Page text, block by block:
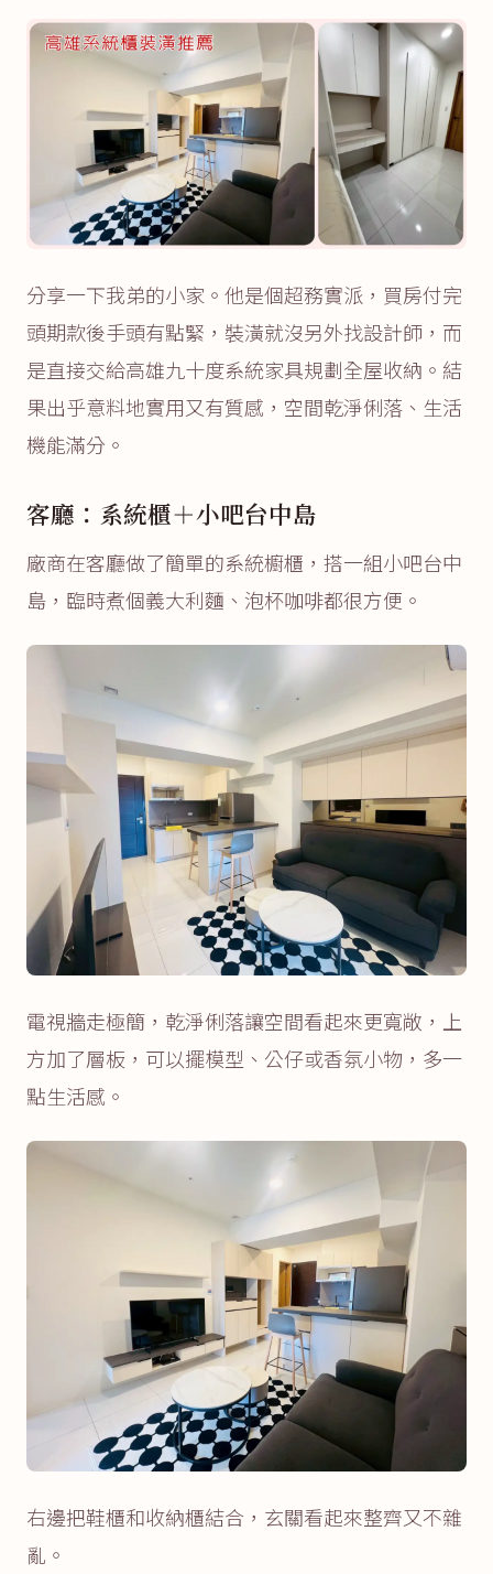
分享一下我弟的小家。他是個超務實派，買房付完
頭期款後手頭有點緊，裝潢就沒另外找設計師，而
是直接交給高雄九十度系統家具規劃全屋收納。結
果出乎意料地實用又有質感，空間乾淨俐落、生活
機能滿分。
客廳：系統櫃＋小吧台中島
廠商在客廳做了簡單的系統櫥櫃，搭一組小吧台中
島，臨時煮個義大利麵、泡杯咖啡都很方便。
電視牆走極簡，乾淨俐落讓空間看起來更寬敞，上
方加了層板，可以擺模型、公仔或香氛小物，多一
點生活感。
右邊把鞋櫃和收納櫃結合，玄關看起來整齊又不雜
亂。